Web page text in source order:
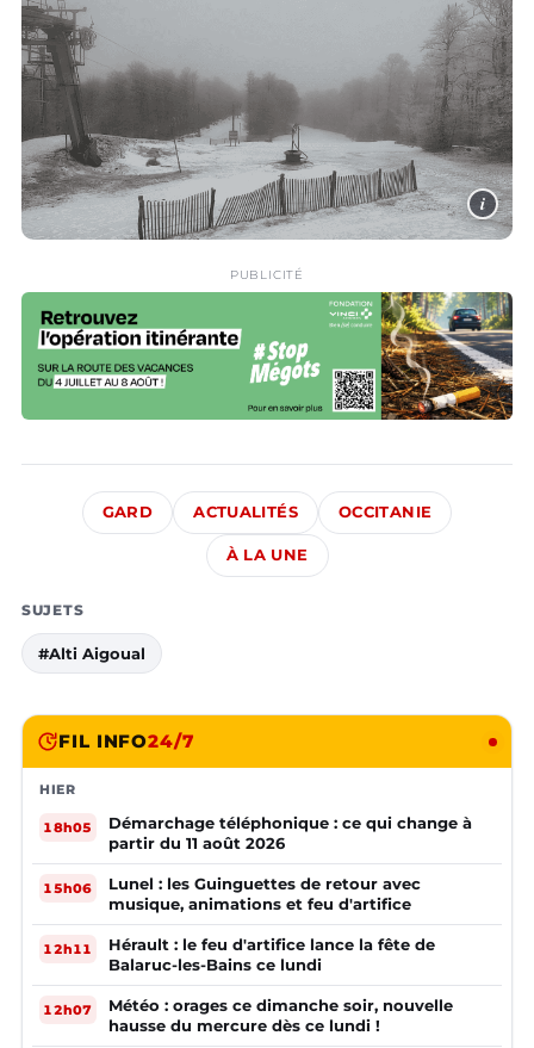
i
PUBLICITÉ
GARD ACTUALITÉS OCCITANIE
À LA UNE
SUJETS
#Alti Aigoual
FIL INFO24/7
HIER
18h05
Démarchage téléphonique : ce qui change à
partir du 11 août 2026
15h06
Lunel : les Guinguettes de retour avec
musique, animations et feu d'artifice
12h11
Hérault : le feu d'artifice lance la fête de
Balaruc-les-Bains ce lundi
12h07
Météo : orages ce dimanche soir, nouvelle
hausse du mercure dès ce lundi !